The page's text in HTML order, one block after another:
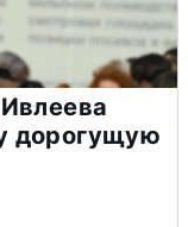
дорогущую